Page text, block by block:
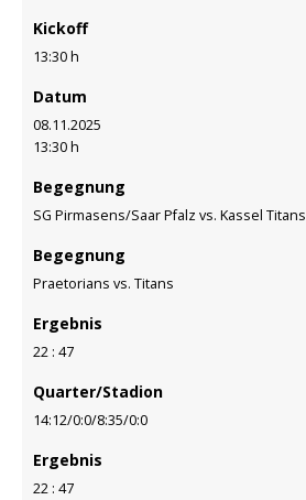
Kickoff
13:30 h
Datum
08.11.2025
13:30 h
Begegnung
SG Pirmasens/Saar Pfalz vs. Kassel Titans
Begegnung
Praetorians vs. Titans
Ergebnis
22 : 47
Quarter/Stadion
14:12/0:0/8:35/0:0
Ergebnis
22 : 47